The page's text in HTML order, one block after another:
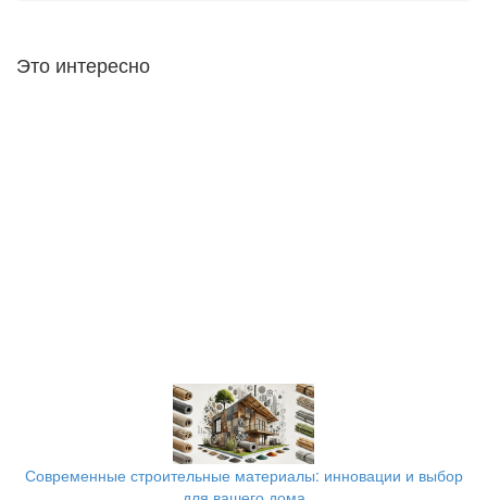
Это интересно
Современные строительные материалы: инновации и выбор